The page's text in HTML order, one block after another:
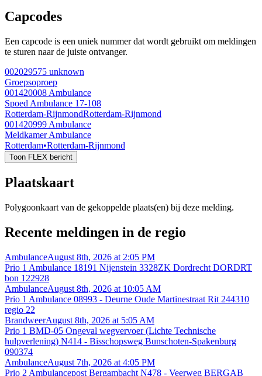
Capcodes
Een capcode is een uniek nummer dat wordt gebruikt om meldingen
te sturen naar de juiste ontvanger.
002029575 unknown
Groepsoproep
001420008 Ambulance
Spoed Ambulance 17-108
Rotterdam-RijnmondRotterdam-Rijnmond
001420999 Ambulance
Meldkamer Ambulance
Rotterdam•Rotterdam-Rijnmond
Toon FLEX bericht
Plaatskaart
Polygoonkaart van de gekoppelde plaats(en) bij deze melding.
Recente meldingen in de regio
AmbulanceAugust 8th, 2026 at 2:05 PM
Prio 1 Ambulance 18191 Nijenstein 3328ZK Dordrecht DORDRT
bon 122928
AmbulanceAugust 8th, 2026 at 10:05 AM
Prio 1 Ambulance 08993 - Deurne Oude Martinestraat Rit 244310
regio 22
BrandweerAugust 8th, 2026 at 5:05 AM
Prio 1 BMD-05 Ongeval wegvervoer (Lichte Technische
hulpverlening) N414 - Bisschopsweg Bunschoten-Spakenburg
090374
AmbulanceAugust 7th, 2026 at 4:05 PM
Prio 2 Ambulancepost Bergambacht N478 - Veerweg BERGAB